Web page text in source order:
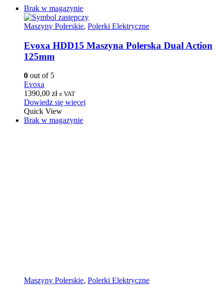
Brak w magazynie
Maszyny Polerskie, Polerki Elektryczne
Evoxa HDD15 Maszyna Polerska Dual Action
125mm
0 out of 5
Evoxa
1390,00 zł z VAT
Dowiedz się więcej
Quick View
Brak w magazynie
Maszyny Polerskie, Polerki Elektryczne